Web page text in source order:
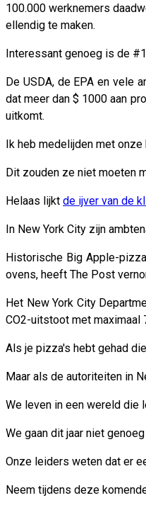
100.000 werknemers
ellendig te maken.
Interessant genoeg is de
De USDA, de EPA en vele
dat meer dan $ 1000 aan
uitkomt.
Ik heb medelijden met onze
Dit zouden ze niet moeten
Helaas lijkt de ijver van de
In New York City zijn
Historische Big Apple-
ovens, heeft The Post
Het New York City
CO2-uitstoot met maximaal
Als je pizza's hebt gehad
Maar als de autoriteiten in
We leven in een wereld die
We gaan dit jaar niet
Onze leiders weten dat er
Neem tijdens deze